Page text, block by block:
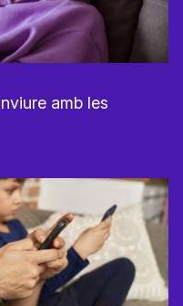
amb les